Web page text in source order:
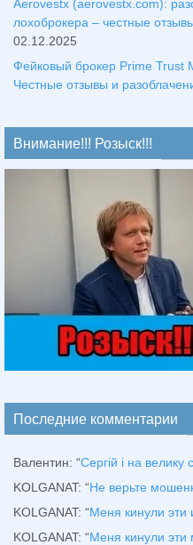
Aerovestx (aerovestx.com):
лохоброкера – честные
02.12.2025
Фейковый брокер Prime Trust
Честные отзывы и
Внимание!!! Розыск!!!
Последние комментарии
Валентин: “Сергій і на
KOLGANAT: “Не верьте
KOLGANAT: “Меня кинули эти
KOLGANAT: “Меня кинули